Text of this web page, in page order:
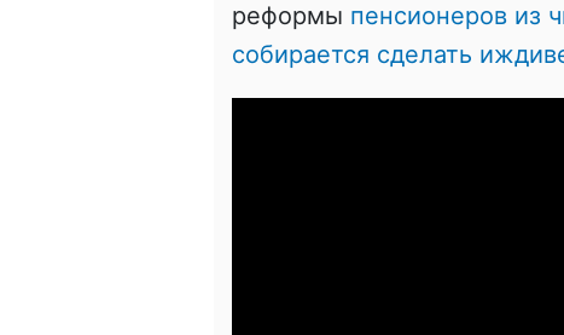
реформы пенсионеров из
собирается сделать